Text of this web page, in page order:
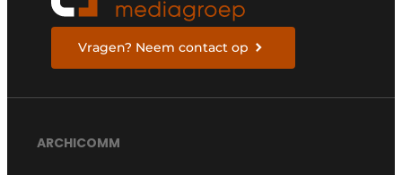
Vragen? Neem contact op
ARCHICOMM